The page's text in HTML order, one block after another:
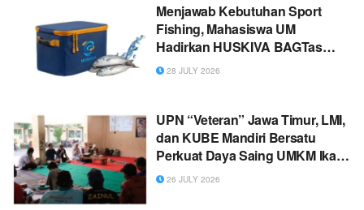
Menjawab Kebutuhan Sport
Fishing, Mahasiswa UM
Hadirkan HUSKIVA BAGTas
Penyimpanan Ikan Berbasis
28 JULY 2026
UPN “Veteran” Jawa Timur, LMI,
dan KUBE Mandiri Bersatu
Perkuat Daya Saing UMKM Ikan
Asap Pasuruan
26 JULY 2026